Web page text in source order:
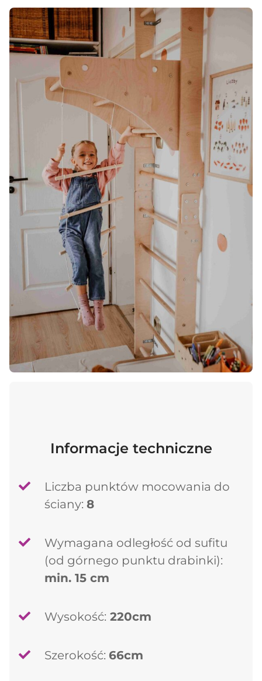
Informacje techniczne
Liczba punktów mocowania do
ściany: 8
Wymagana odległość od sufitu
(od górnego punktu drabinki):
min. 15 cm
Wysokość: 220cm
Szerokość: 66cm